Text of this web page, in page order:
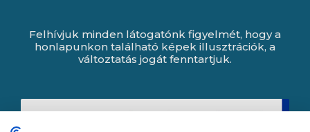
Felhívjuk minden látogatónk figyelmét, hogy a
honlapunkon található képek illusztrációk, a
változtatás jogát fenntartjuk.